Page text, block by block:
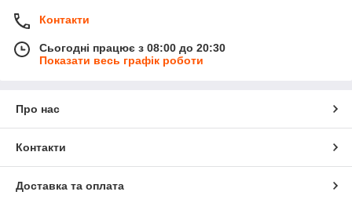
Контакти
Сьогодні працює з 08:00 до 20:30
Показати весь графік роботи
Про нас
Контакти
Доставка та оплата